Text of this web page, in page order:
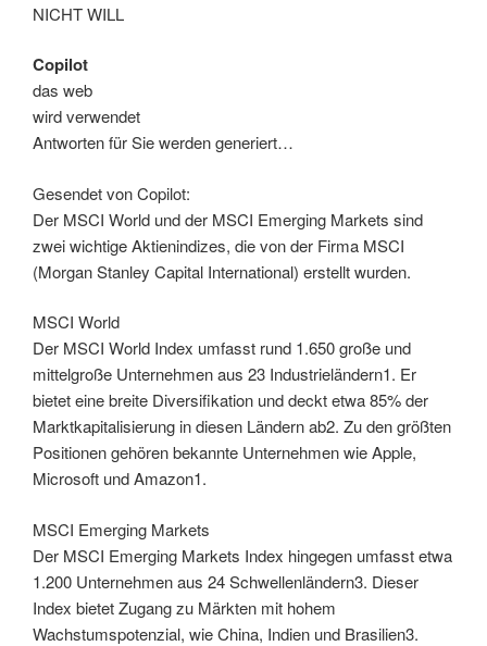
NICHT WILL
Copilot
das web
wird verwendet
Antworten für Sie werden generiert…
Gesendet von Copilot:
Der MSCI World und der MSCI Emerging Markets sind
zwei wichtige Aktienindizes, die von der Firma MSCI
(Morgan Stanley Capital International) erstellt wurden.
MSCI World
Der MSCI World Index umfasst rund 1.650 große und
mittelgroße Unternehmen aus 23 Industrieländern1. Er
bietet eine breite Diversifikation und deckt etwa 85% der
Marktkapitalisierung in diesen Ländern ab2. Zu den größten
Positionen gehören bekannte Unternehmen wie Apple,
Microsoft und Amazon1.
MSCI Emerging Markets
Der MSCI Emerging Markets Index hingegen umfasst etwa
1.200 Unternehmen aus 24 Schwellenländern3. Dieser
Index bietet Zugang zu Märkten mit hohem
Wachstumspotenzial, wie China, Indien und Brasilien3.